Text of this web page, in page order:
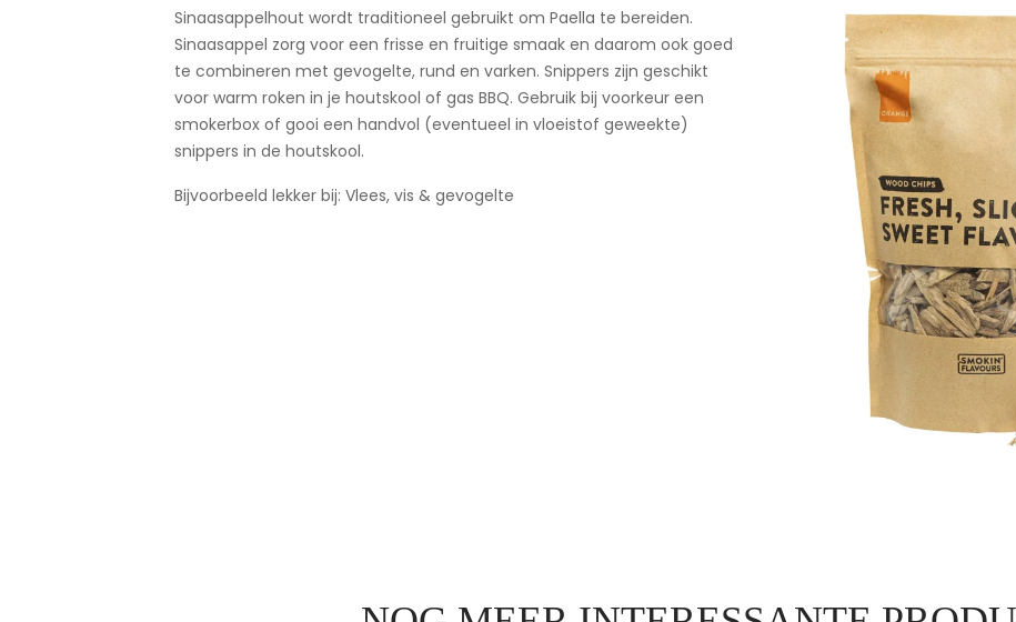
Sinaasappelhout wordt traditioneel gebruikt om Paella te bereiden.
Sinaasappel zorg voor een frisse en fruitige smaak en daarom ook goed
te combineren met gevogelte, rund en varken. Snippers zijn geschikt
voor warm roken in je houtskool of gas BBQ. Gebruik bij voorkeur een
smokerbox of gooi een handvol (eventueel in vloeistof geweekte)
snippers in de houtskool.
Bijvoorbeeld lekker bij: Vlees, vis & gevogelte